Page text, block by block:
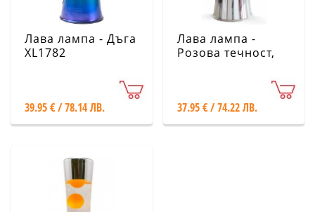
Лава лампа - Дъга
XL1782
39.95 € / 78.14 ЛВ.
Лава лампа -
Розова течност,
37.95 € / 74.22 ЛВ.